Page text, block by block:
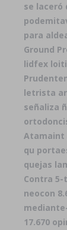
se laceró
para
Ground
lidfex
letrista
señaliza
Atamaint
qu
quejas
Contra
neocon
17.670